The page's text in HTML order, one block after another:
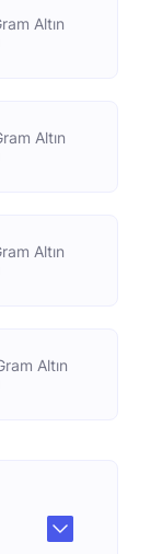
Altın
Altın
Altın
Altın